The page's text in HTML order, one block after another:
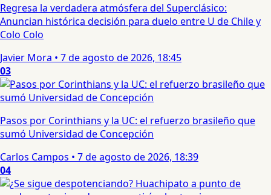
Regresa la verdadera atmósfera del Superclásico:
Anuncian histórica decisión para duelo entre U de Chile y
Colo Colo
Javier Mora • 7 de agosto de 2026, 18:45
03
Pasos por Corinthians y la UC: el refuerzo brasileño que
sumó Universidad de Concepción
Carlos Campos • 7 de agosto de 2026, 18:39
04